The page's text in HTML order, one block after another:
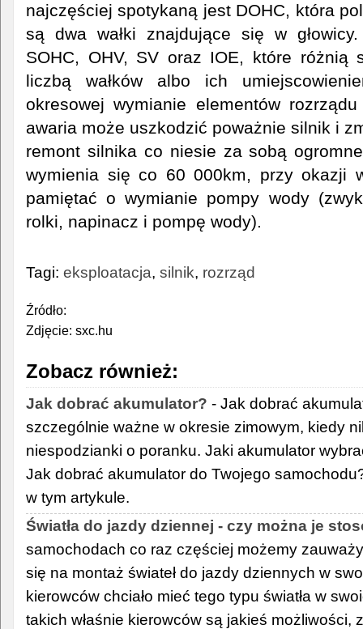
najczęściej spotykaną jest DOHC, która
są dwa wałki znajdujące się w
SOHC, OHV, SV oraz IOE, które różnią
liczbą wałków albo ich
okresowej wymianie elementów
awaria może uszkodzić poważnie silnik i
remont silnika co niesie za sobą
wymienia się co 60 000km, przy okazji
pamiętać o wymianie pompy wody
rolki, napinacz i pompę wody).
Tagi: eksploatacja, silnik, rozrząd
Źródło:
Zdjęcie: sxc.hu
Zobacz również:
Jak dobrać akumulator? - Jak dobrać
szczególnie ważne w okresie zimowym, kiedy
niespodzianki o poranku. Jaki akumulator
Jak dobrać akumulator do Twojego
w tym artykule.
Światła do jazdy dziennej - czy można je
samochodach co raz częściej możemy
się na montaż świateł do jazdy dziennych w
kierowców chciało mieć tego typu światła w
takich właśnie kierowców są jakieś możliwości,